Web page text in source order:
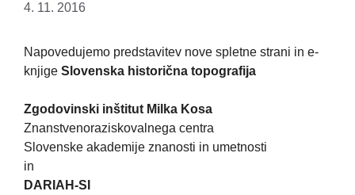
4. 11. 2016
Napovedujemo predstavitev nove spletne strani in e-
knjige Slovenska historična topografija
Zgodovinski inštitut Milka Kosa
Znanstvenoraziskovalnega centra
Slovenske akademije znanosti in umetnosti
in
DARIAH-SI